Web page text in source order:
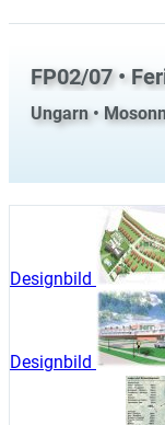
FP02/07 •
Ungarn •
Designbild
Designbild